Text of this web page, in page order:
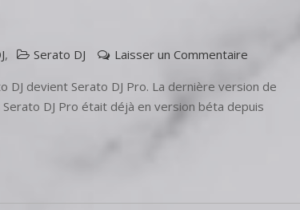
, Serato DJ Laisser un Commentaire
DJ
Pro
DJ devient Serato DJ Pro. La dernière version de
DJ Pro était déjà en version béta depuis